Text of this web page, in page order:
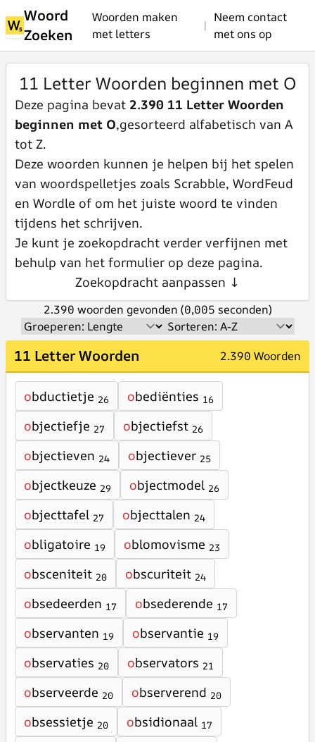
Woord
Zoeken
Woorden maken
met letters
|
Neem contact
met ons op
11 Letter Woorden beginnen met O
Deze pagina bevat 2.390 11 Letter Woorden
beginnen met O,gesorteerd alfabetisch van A
tot Z.
Deze woorden kunnen je helpen bij het spelen
van woordspelletjes zoals Scrabble, WordFeud
en Wordle of om het juiste woord te vinden
tijdens het schrijven.
Je kunt je zoekopdracht verder verfijnen met
behulp van het formulier op deze pagina.
Zoekopdracht aanpassen ↓
2.390 woorden gevonden (0,005 seconden)
11 Letter Woorden 2.390 Woorden
obductietje 26 obediënties 16
objectiefje 27 objectiefst 26
objectieven 24 objectiever 25
objectkeuze 29 objectmodel 26
objecttafel 27 objecttalen 24
obligatoire 19 oblomovisme 23
obsceniteit 20 obscuriteit 24
obsedeerden 17 obsederende 17
observanten 19 observantie 19
observaties 20 observators 21
observeerde 20 observerend 20
obsessietje 20 obsidionaal 17